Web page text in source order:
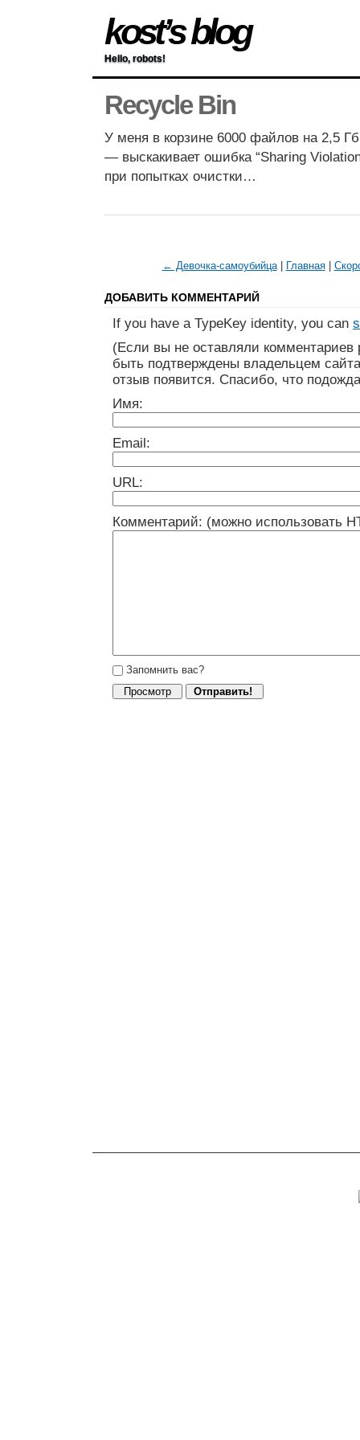
kost’s blog
Hello, robots!
Recycle Bin
У меня в корзине 6000 файлов на 2,5
— выскакивает ошибка “Sharing
при попытках очистки…
← Девочка-самоубийца| Главная|
ДОБАВИТЬ КОММЕНТАРИЙ
If you have a TypeKey identity, you can
(Если вы не оставляли
быть подтверждены владельцем
отзыв появится. Спасибо, что
Имя:
Email:
URL:
Комментарий: (можно использовать
Запомнить вас?